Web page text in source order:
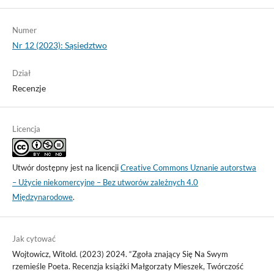
Numer
Nr 12 (2023): Sąsiedztwo
Dział
Recenzje
Licencja
Utwór dostępny jest na licencjiCreative Commons Uznanie autorstwa
– Użycie niekomercyjne – Bez utworów zależnych 4.0
Międzynarodowe.
Jak cytować
Wojtowicz, Witold. (2023) 2024. “Zgoła znający Się Na Swym
rzemieśle Poeta. Recenzja książki Małgorzaty Mieszek, Twórczość